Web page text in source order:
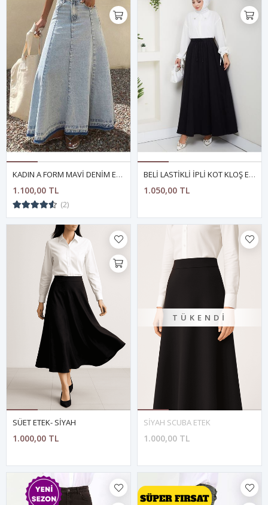
KADIN A FORM MAVİ DENİM ETEK
1.100,00 TL
(2)
BELİ LASTİKLİ İPLİ KOT KLOŞ ETEK SİYAH
1.050,00 TL
SÜET ETEK- SİYAH
1.000,00 TL
TÜKENDI
SİYAH SCUBA ETEK
1.000,00 TL